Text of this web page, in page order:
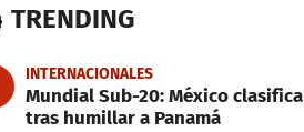
TRENDING
INTERNACIONALES
Mundial Sub-20: México clasifica
tras humillar a Panamá